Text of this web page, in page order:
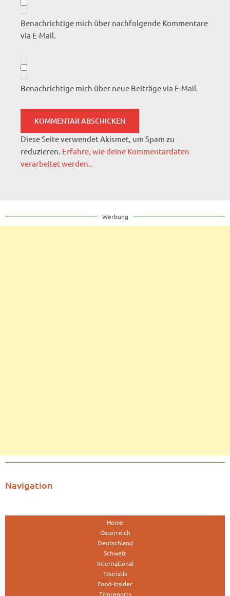
Benachrichtige mich über nachfolgende Kommentare
via E-Mail.
Benachrichtige mich über neue Beiträge via E-Mail.
Diese Seite verwendet Akismet, um Spam zu
reduzieren. Erfahre, wie deine Kommentardaten
verarbeitet werden..
Werbung
Navigation
Home
Österreich
Deutschland
Schweiz
International
Touristik
Food-Insider
Tripreports